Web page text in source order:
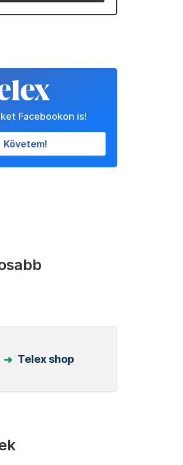
Facebookon is!
Követem!
Telex shop